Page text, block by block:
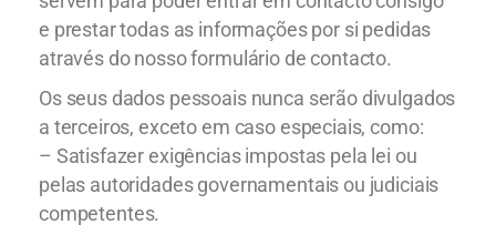
e prestar todas as informações por si pedidas
através do nosso formulário de contacto.
Os seus dados pessoais nunca serão divulgados
a terceiros, exceto em caso especiais, como:
– Satisfazer exigências impostas pela lei ou
pelas autoridades governamentais ou judiciais
competentes.